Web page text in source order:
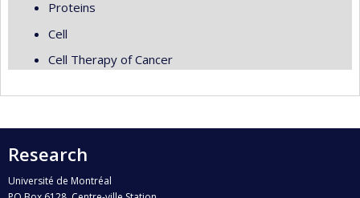
Proteins
Cell
Cell Therapy of Cancer
Research
Université de Montréal